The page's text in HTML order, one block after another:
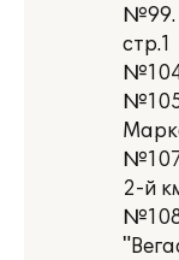
№99.
стр.1
2-й